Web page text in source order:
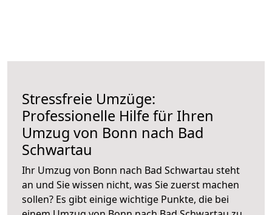
Stressfreie Umzüge:
Professionelle Hilfe für Ihren
Umzug von Bonn nach Bad
Schwartau
Ihr Umzug von Bonn nach Bad Schwartau steht
an und Sie wissen nicht, was Sie zuerst machen
sollen? Es gibt einige wichtige Punkte, die bei